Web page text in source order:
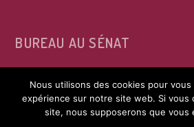
BUREAU AU SÉNAT
15, rue de Vaugirard – 75291 Paris
39 60Nous utilisons des cookies pour vous
expérience sur notre site web. Si vous
site, nous supposerons que vous